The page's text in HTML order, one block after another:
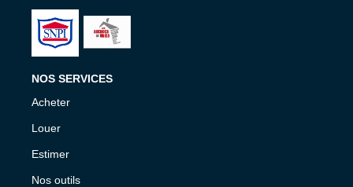
NOS SERVICES
Acheter
Louer
Estimer
Nos outils